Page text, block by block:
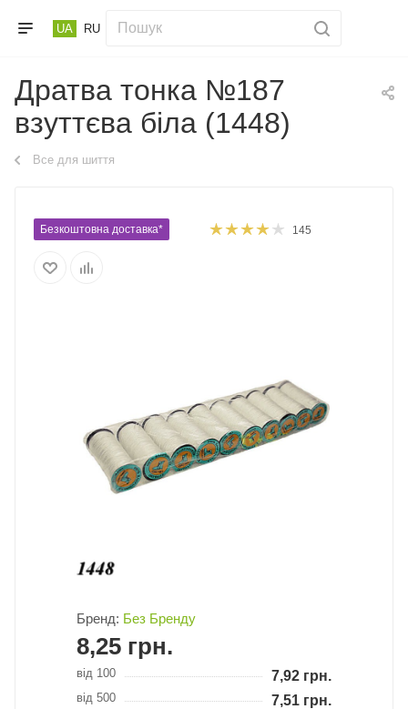
UA RU
Дратва тонка №187
взуттєва біла (1448)
Все для шиття
Безкоштовна доставка* 145
Бренд: Без Бренду
8,25 грн.
від 100 7,92 грн.
від 500 7,51 грн.